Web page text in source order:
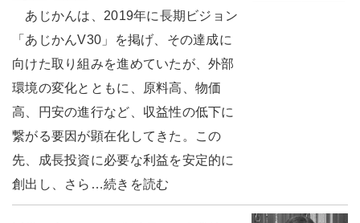
あじかんは、2019年に長期ビジョン
「あじかんV30」を掲げ、その達成に
向けた取り組みを進めていたが、外部
環境の変化とともに、原料高、物価
高、円安の進行など、収益性の低下に
繋がる要因が顕在化してきた。この
先、成長投資に必要な利益を安定的に
創出し、さら…続きを読む